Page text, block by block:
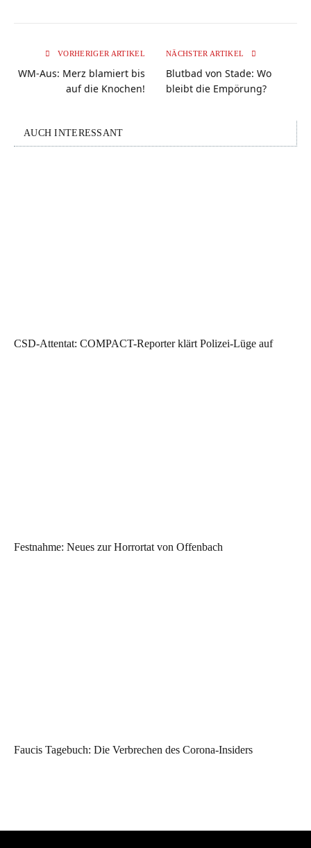
VORHERIGER ARTIKEL
WM-Aus: Merz blamiert bis
auf die Knochen!
NÄCHSTER ARTIKEL
Blutbad von Stade: Wo
bleibt die Empörung?
AUCH INTERESSANT
CSD-Attentat: COMPACT-Reporter klärt Polizei-Lüge auf
Festnahme: Neues zur Horrortat von Offenbach
Faucis Tagebuch: Die Verbrechen des Corona-Insiders